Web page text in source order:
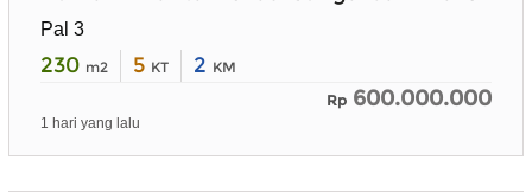
Pal 3
230 m2 5 KT 2 KM
Rp 600.000.000
1 hari yang lalu